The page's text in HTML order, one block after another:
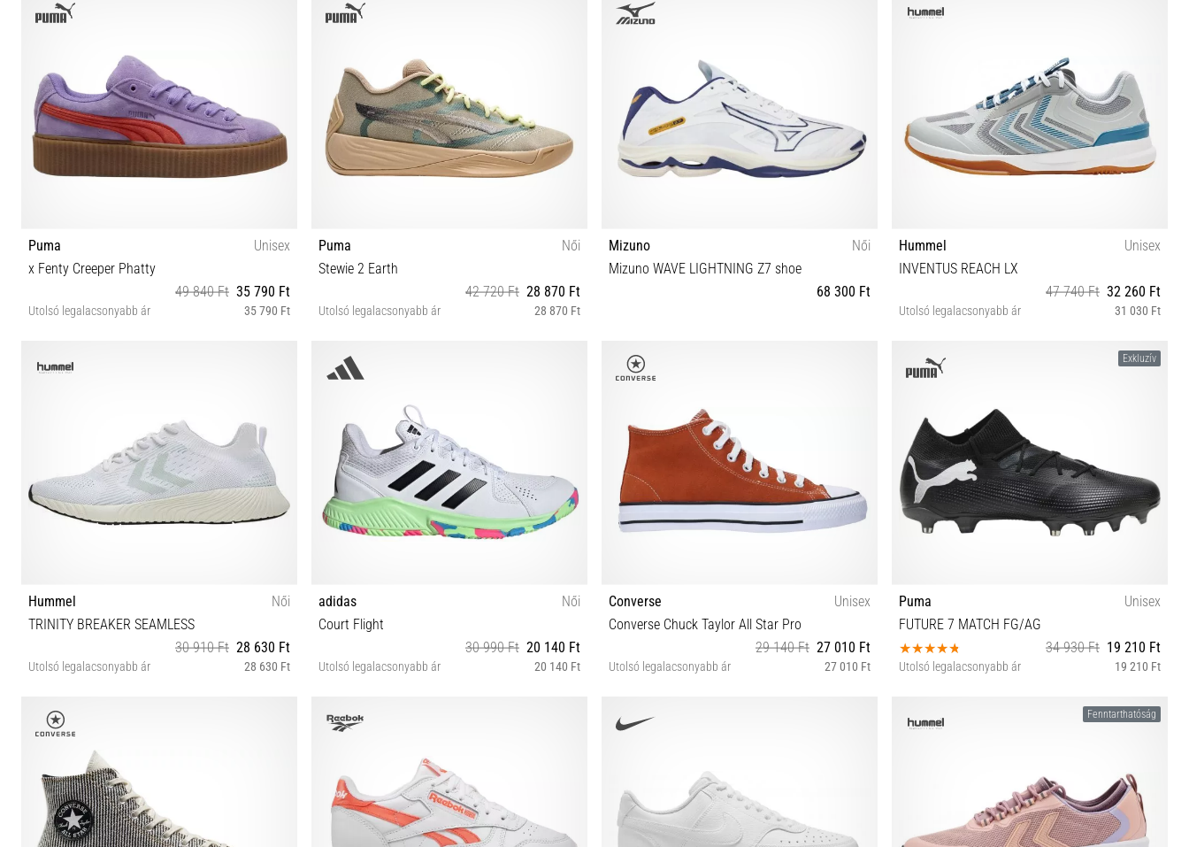
Puma
Unisex
x Fenty Creeper Phatty
49 840 Ft 35 790 Ft
Utolsó legalacsonyabb ár 35 790 Ft
Puma
Női
Stewie 2 Earth
42 720 Ft 28 870 Ft
Utolsó legalacsonyabb ár 28 870 Ft
Mizuno
Női
Mizuno WAVE LIGHTNING Z7 shoe
68 300 Ft
Hummel
Unisex
INVENTUS REACH LX
47 740 Ft 32 260 Ft
Utolsó legalacsonyabb ár 31 030 Ft
Hummel
Női
TRINITY BREAKER SEAMLESS
30 910 Ft 28 630 Ft
Utolsó legalacsonyabb ár 28 630 Ft
adidas
Női
Court Flight
30 990 Ft 20 140 Ft
Utolsó legalacsonyabb ár 20 140 Ft
Converse
Unisex
Converse Chuck Taylor All Star Pro
29 140 Ft 27 010 Ft
Utolsó legalacsonyabb ár 27 010 Ft
Exkluzív
Puma
Unisex
FUTURE 7 MATCH FG/AG
34 930 Ft 19 210 Ft
Utolsó legalacsonyabb ár 19 210 Ft
39 40 40½ 41 42 42½ 43 44 44½ 45 46 46½
Fenntarthatóság